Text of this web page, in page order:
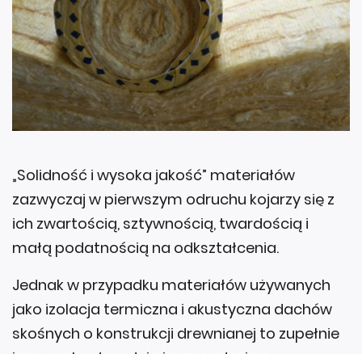
„Solidność i wysoka jakość” materiałów
zazwyczaj w pierwszym odruchu kojarzy się z
ich zwartością, sztywnością, twardością i
małą podatnością na odkształcenia.
Jednak w przypadku materiałów używanych
jako izolacja termiczna i akustyczna dachów
skośnych o konstrukcji drewnianej to zupełnie